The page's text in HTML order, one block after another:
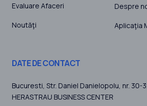
Evaluare Afaceri
Noutăţi
Despre
Aplicaţia
DATE DE CONTACT
Bucuresti, Str. Daniel Danielopolu, nr. 30-
HERASTRAU BUSINESS CENTER